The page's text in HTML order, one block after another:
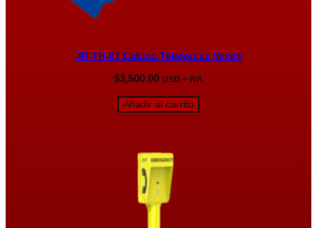
JR-TH-01 Cabina Telefonica Vozell
$3,500.00 USD + IVA
Añadir al carrito